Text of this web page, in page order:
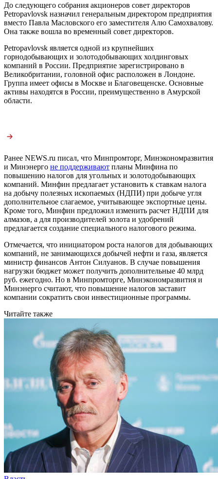
До следующего собрания акционеров совет директоров
Petropavlovsk назначил генеральным директором предприятия
вместо Павла Масловского его заместителя Алю Самохвалову.
Она также вошла во временный совет директоров.
Petropavlovsk является одной из крупнейших
горнодобывающих и золотодобывающих холдинговых
компаний в России. Предприятие зарегистрировано в
Великобритании, головной офис расположен в Лондоне.
Группа имеет офисы в Москве и Благовещенске. Основные
активы находятся в России, преимущественно в Амурской
области.
Ранее NEWS.ru писал, что Минпромторг, Минэкономразвития
и Минэнерго не поддерживают планы Минфина по
повышению налогов для угольных и золотодобывающих
компаний. Минфин предлагает установить к ставкам налога
на добычу полезных ископаемых (НДПИ) при добыче угля
дополнительное слагаемое, учитывающее экспортные цены.
Кроме того, Минфин предложил изменить расчет НДПИ для
алмазов, а для производителей золота и удобрений
предлагается создание специального налогового режима.
Отмечается, что инициатором роста налогов для добывающих
компаний, не занимающихся добычей нефти и газа, является
министр финансов Антон Силуанов. В случае повышения
нагрузки бюджет может получить дополнительные 40 млрд
руб. ежегодно. Но в Минпромторге, Минэкономразвития и
Минэнерго считают, что повышение налогов заставит
компании сократить свои инвестиционные программы.
Читайте также